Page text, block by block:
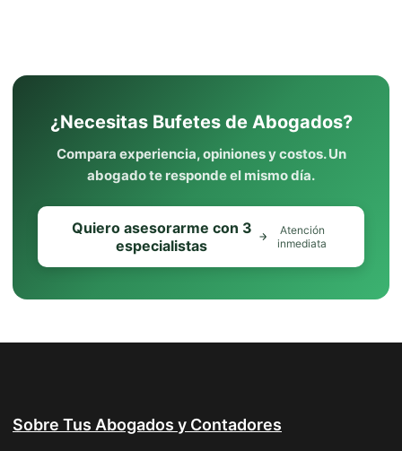
¿Necesitas Bufetes de Abogados?
Compara experiencia, opiniones y costos. Un
abogado te responde el mismo día.
Quiero asesorarme con 3
especialistas
Atención
inmediata
Sobre Tus Abogados y Contadores